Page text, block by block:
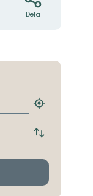
Dela
Hitta
hållplats
Byt
och